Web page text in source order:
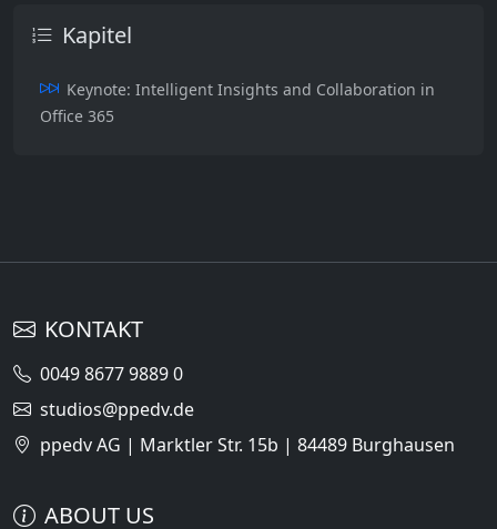
Kapitel
Keynote: Intelligent Insights and Collaboration in
Office 365
KONTAKT
0049 8677 9889 0
studios@ppedv.de
ppedv AG | Marktler Str. 15b | 84489 Burghausen
ABOUT US